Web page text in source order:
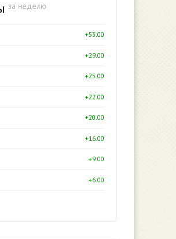
за неделю
+53.00
+29.00
+25.00
+22.00
+20.00
+16.00
+9.00
+6.00